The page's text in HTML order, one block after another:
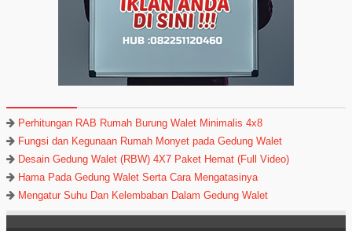
Perhitungan RAB Rumah Burung Walet Minimalis 4x8
Fungsi dan Kegunaan Rumah Monyet pada Gedung Walet
Desain Gedung Walet (RBW) 4X7 Paket Hemat (Full Video)
Hama Pada Gedung Walet Serta Cara Mengatasinya
Mengatur Suhu Dan Kelembaban Dalam Gedung Walet